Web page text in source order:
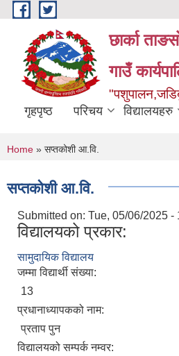
Skip to main content
छार्का
गाउँ
गृहपृष्ठ परिचय विद्यालयहरु
You are here
Home » सप्तकोशी आ.वि.
सप्तकोशी आ.वि.
Submitted on: Tue, 05/06/2025 -
विद्यालयको प्रकार:
सामुदायिक विद्यालय
जम्मा विद्यार्थी संख्या:
13
प्रधानाध्यापकको नाम:
प्रताप पुन
विद्यालयको सम्पर्क नम्वर: